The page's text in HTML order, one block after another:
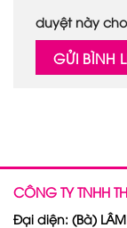
duyệt này
CÔNG TY TNHH
Đại diện: (Bà) LÂM